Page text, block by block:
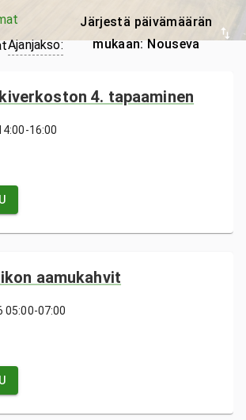
Ajanjakso:
Järjestä päivämäärän
mukaan: Nouseva
4. tapaaminen
16:00
aamukahvit
05:00-07:00